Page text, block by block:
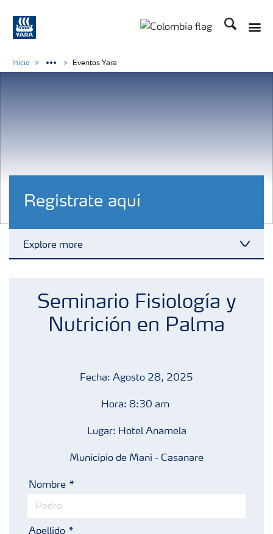
Buscar
Registrate aquí
Explore more
Productos
Inicio Eventos Yara
Seminario Fisiología y
Nutrición en Palma
Fecha: Agosto 28, 2025
Hora: 8:30 am
Lugar: Hotel Anamela
Municipio de Mani - Casanare
Nombre
Apellido